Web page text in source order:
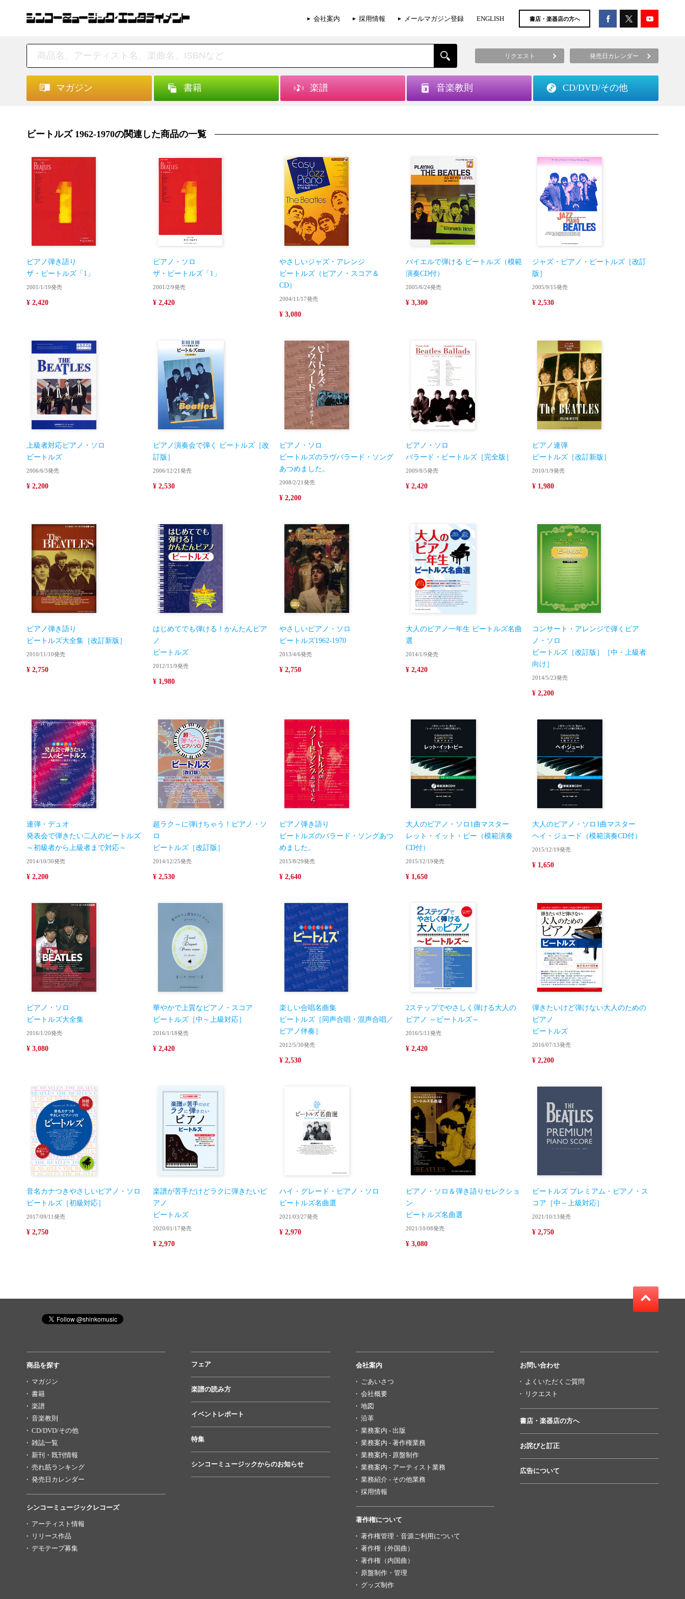
会社案内 採用情報 メールマガジン登録 ENGLISH 書店・楽器店の方へ
リクエスト 発売日カレンダー
マガジン 書籍 楽譜 音楽教則 CD/DVD/その他
ビートルズ 1962-1970の関連した商品の一覧
ピアノ弾き語り
ザ・ビートルズ「1」
2001/1/19発売
¥ 2,420
ピアノ・ソロ
ザ・ビートルズ「1」
2001/2/9発売
¥ 2,420
やさしいジャズ・アレンジ
ビートルズ（ピアノ・スコア＆
CD）
2004/11/17発売
¥ 3,080
バイエルで弾ける ビートルズ（模範
演奏CD付）
2005/6/24発売
¥ 3,300
ジャズ・ピアノ・ビートルズ［改訂
版］
2005/9/15発売
¥ 2,530
上級者対応ピアノ・ソロ
ビートルズ
2006/6/3発売
¥ 2,200
ピアノ演奏会で弾く ビートルズ［改
訂版］
2006/12/21発売
¥ 2,530
ピアノ・ソロ
ビートルズのラヴバラード・ソング
あつめました。
2008/2/21発売
¥ 2,200
ピアノ・ソロ
バラード・ビートルズ［完全版］
2009/8/5発売
¥ 2,420
ピアノ連弾
ビートルズ［改訂新版］
2010/1/9発売
¥ 1,980
ピアノ弾き語り
ビートルズ大全集［改訂新版］
2010/11/10発売
¥ 2,750
はじめてでも弾ける！かんたんピア
ノ
ビートルズ
2012/11/9発売
¥ 1,980
やさしいピアノ・ソロ
ビートルズ1962-1970
2013/4/6発売
¥ 2,750
大人のピアノ一年生 ビートルズ名曲
選
2014/1/9発売
¥ 2,420
コンサート・アレンジで弾くピア
ノ・ソロ
ビートルズ［改訂版］［中・上級者
向け］
2014/5/23発売
¥ 2,200
連弾・デュオ
発表会で弾きたい二人のビートルズ
～初級者から上級者まで対応～
2014/10/30発売
¥ 2,200
超ラク～に弾けちゃう！ピアノ・ソ
ロ
ビートルズ［改訂版］
2014/12/25発売
¥ 2,530
ピアノ弾き語り
ビートルズのバラード・ソングあつ
めました。
2015/8/29発売
¥ 2,640
大人のピアノ・ソロ1曲マスター
レット・イット・ビー（模範演奏
CD付）
2015/12/19発売
¥ 1,650
大人のピアノ・ソロ1曲マスター
ヘイ・ジュード（模範演奏CD付）
2015/12/19発売
¥ 1,650
ピアノ・ソロ
ビートルズ大全集
2016/1/20発売
¥ 3,080
華やかで上質なピアノ・スコア
ビートルズ［中～上級対応］
2016/1/18発売
¥ 2,420
楽しい合唱名曲集
ビートルズ［同声合唱・混声合唱／
ピアノ伴奏］
2012/5/30発売
¥ 2,530
2ステップでやさしく弾ける大人の
ピアノ ～ビートルズ～
2016/5/11発売
¥ 2,420
弾きたいけど弾けない大人のための
ピアノ
ビートルズ
2016/07/13発売
¥ 2,200
音名カナつきやさしいピアノ・ソロ
ビートルズ［初級対応］
2017/09/11発売
¥ 2,750
楽譜が苦手だけどラクに弾きたいピ
アノ
ビートルズ
2020/01/17発売
¥ 2,970
ハイ・グレード・ピアノ・ソロ
ビートルズ名曲選
2021/03/27発売
¥ 2,970
ピアノ・ソロ＆弾き語りセレクショ
ン
ビートルズ名曲選
2021/10/08発売
¥ 3,080
ビートルズ プレミアム・ピアノ・ス
コア［中～上級対応］
2021/10/13発売
¥ 2,750
商品を探す
マガジン
書籍
楽譜
音楽教則
CD/DVD/その他
雑誌一覧
新刊・既刊情報
売れ筋ランキング
発売日カレンダー
シンコーミュージックレコーズ
アーティスト情報
リリース作品
デモテープ募集
フェア
楽譜の読み方
イベントレポート
特集
シンコーミュージックからのお知らせ
会社案内
ごあいさつ
会社概要
地図
沿革
業務案内 - 出版
業務案内 - 著作権業務
業務案内 - 原盤制作
業務案内 - アーティスト業務
業務紹介 - その他業務
採用情報
著作権について
著作権管理・音源ご利用について
著作権（外国曲）
著作権（内国曲）
原盤制作・管理
グッズ制作
お問い合わせ
よくいただくご質問
リクエスト
書店・楽器店の方へ
お詫びと訂正
広告について